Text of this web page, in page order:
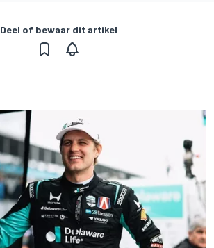
Deel of bewaar dit artikel